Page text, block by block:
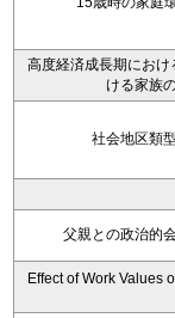
高度経済成長期にお
ける家族
社会地区類
父親との政治的
Effect of Work Values